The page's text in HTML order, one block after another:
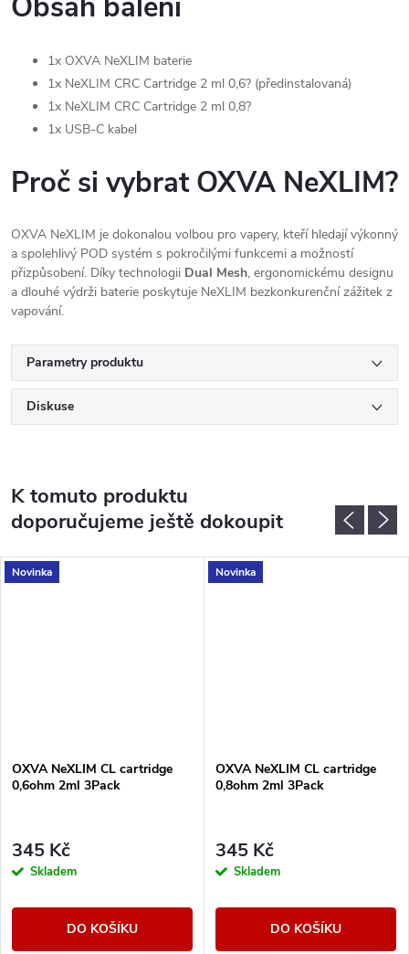
1x OXVA NeXLIM baterie
1x NeXLIM CRC Cartridge 2 ml 0,6? (předinstalovaná)
1x NeXLIM CRC Cartridge 2 ml 0,8?
1x USB-C kabel
Proč si vybrat OXVA NeXLIM?
OXVA NeXLIM je dokonalou volbou pro vapery, kteří hledají výkonný
a spolehlivý POD systém s pokročilými funkcemi a možností
přizpůsobení. Díky technologii Dual Mesh, ergonomickému designu
a dlouhé výdrži baterie poskytuje NeXLIM bezkonkurenční zážitek z
vapování.
Parametry produktu
Diskuse
K tomuto produktu
doporučujeme ještě dokoupit
Novinka
OXVA NeXLIM CL cartridge
0,6ohm 2ml 3Pack
345 Kč
Skladem
DO KOŠÍKU
Novinka
OXVA NeXLIM CL cartridge
0,8ohm 2ml 3Pack
345 Kč
Skladem
DO KOŠÍKU